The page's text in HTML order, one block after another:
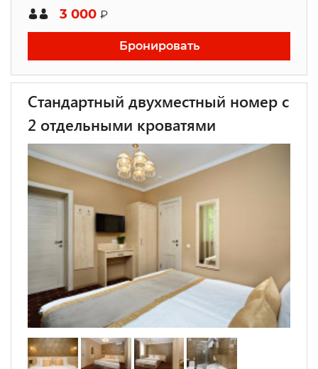
3 000 ₽
Бронировать
Стандартный двухместный номер с
2 отдельными кроватями